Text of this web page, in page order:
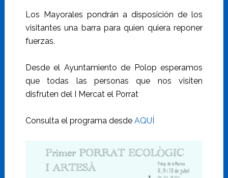
Los Mayorales pondrán a disposición de los
visitantes una barra para quien quiera reponer
fuerzas.
Desde el Ayuntamiento de Polop esperamos
que todas las personas que nos visiten
disfruten del I Mercat el Porrat
Consulta el programa desde AQUÍ